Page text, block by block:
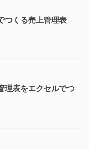
くる売上管理表
表をエクセルでつ